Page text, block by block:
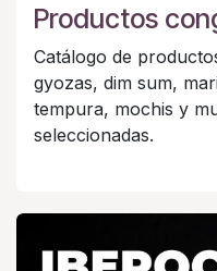
Productos
Catálogo de
gyozas, dim sum,
tempura, mochis y
seleccionadas.